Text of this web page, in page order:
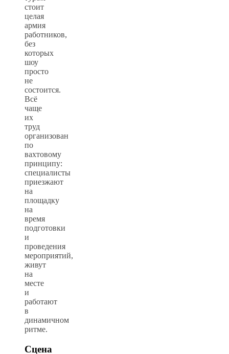
стоит
целая
армия
работников,
без
которых
шоу
просто
не
состоится.
Всё
чаще
их
труд
организован
по
вахтовому
принципу:
специалисты
приезжают
на
площадку
на
время
подготовки
и
проведения
мероприятий,
живут
на
месте
и
работают
в
динамичном
ритме.
Сцена